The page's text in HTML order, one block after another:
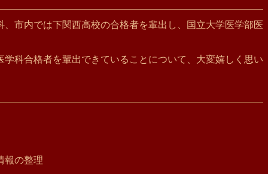
市内では下関西高校の合格者を輩出し、国立大学医学部医
科合格者を輩出できていることについて、大変嬉しく思い
報の整理